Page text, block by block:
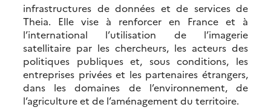
infrastructures de données et de services de
Theia. Elle vise à renforcer en France et à
l’international l’utilisation de l’imagerie
satellitaire par les chercheurs, les acteurs des
politiques publiques et, sous conditions, les
entreprises privées et les partenaires étrangers,
dans les domaines de l’environnement, de
l’agriculture et de l’aménagement du territoire.